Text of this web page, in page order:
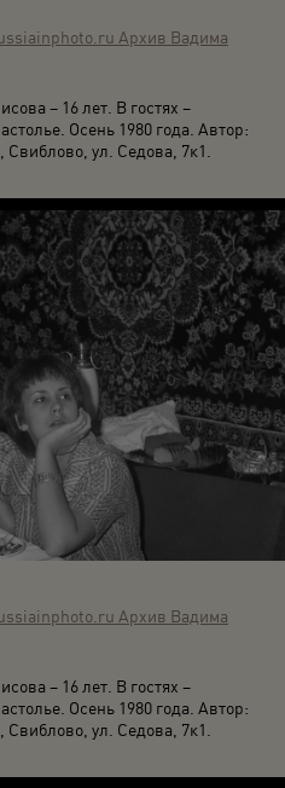
Архив Вадима
– 16 лет. В гостях –
Осень 1980 года. Автор:
ул. Седова, 7к1.
Архив Вадима
– 16 лет. В гостях –
Осень 1980 года. Автор:
ул. Седова, 7к1.